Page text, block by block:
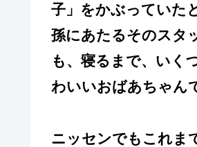
子」をかぶっていた
孫にあたるそのスタ
も、寝るまで、いく
わいいおばあちゃん
ニッセンでもこれま